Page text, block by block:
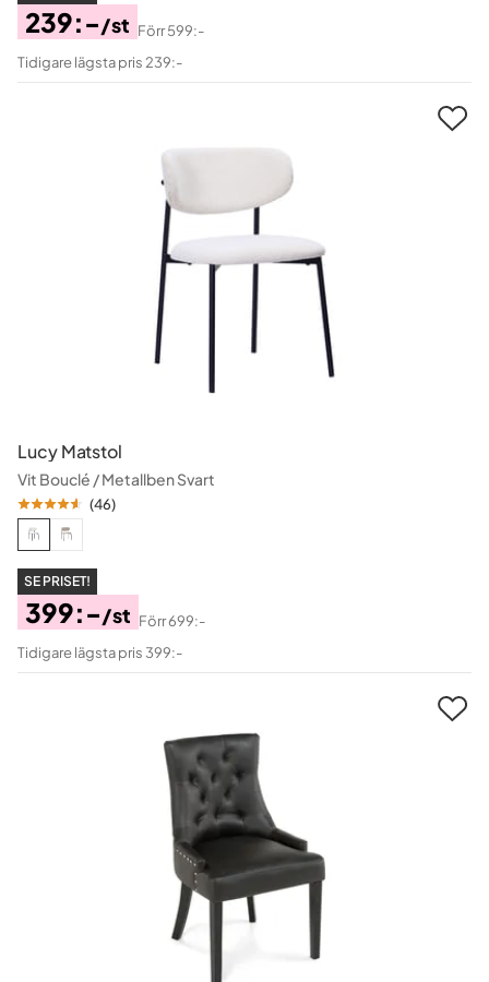
Pris
239:-/st
Original
Pris
Förr599:-
Tidigare lägsta pris 239:-
Lucy Matstol
Vit Bouclé / Metallben Svart
(46)
SE PRISET!
Pris
399:-/st
Original
Pris
Förr699:-
Tidigare lägsta pris 399:-